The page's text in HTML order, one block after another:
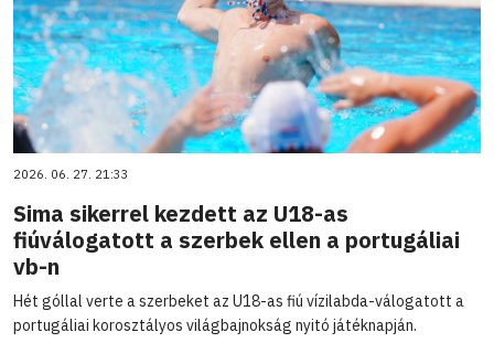
2026. 06. 27. 21:33
Sima sikerrel kezdett az U18-as
fiúválogatott a szerbek ellen a portugáliai
vb-n
Hét góllal verte a szerbeket az U18-as fiú vízilabda-válogatott a
portugáliai korosztályos világbajnokság nyitó játéknapján.